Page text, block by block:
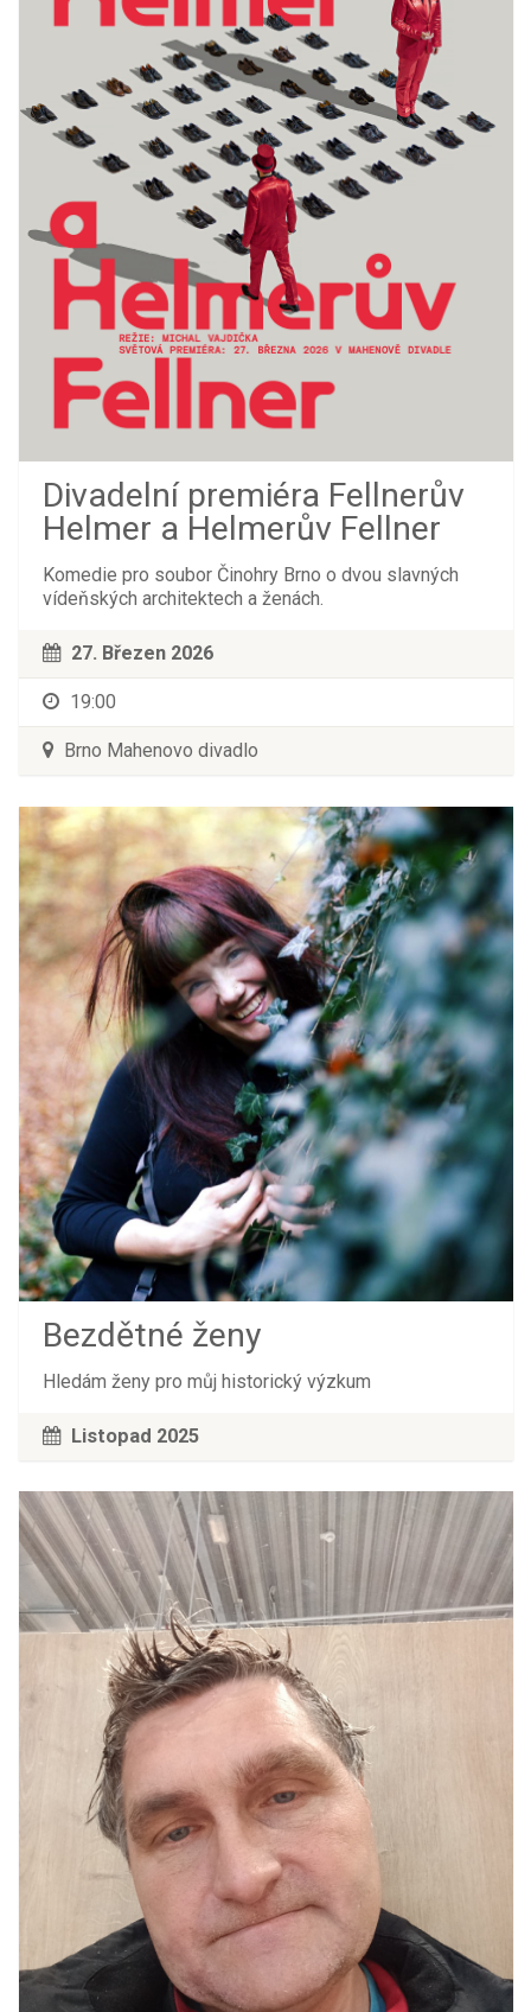
Divadelní premiéra Fellnerův
Helmer a Helmerův Fellner
Komedie pro soubor Činohry Brno o dvou slavných
vídeňských architektech a ženách.
27. Březen 2026
19:00
Brno Mahenovo divadlo
Bezdětné ženy
Hledám ženy pro můj historický výzkum
Listopad 2025